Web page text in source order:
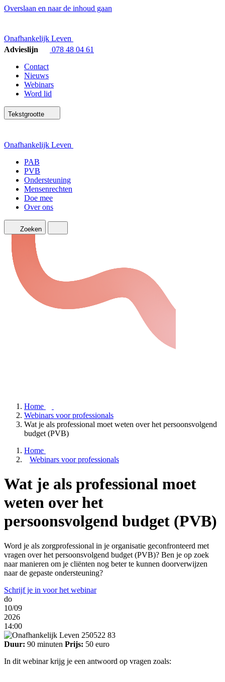
Overslaan en naar de inhoud gaan
Onafhankelijk Leven
Advieslijn
078 48 04 61
Contact
Nieuws
Webinars
Word lid
Tekstgrootte
Onafhankelijk Leven
PAB
PVB
Ondersteuning
Mensenrechten
Doe mee
Over ons
Zoeken
Home
Webinars voor professionals
Wat je als professional moet weten over het persoonsvolgend
budget (PVB)
Home
Webinars voor professionals
Wat je als professional moet
weten over het
persoonsvolgend budget (PVB)
Word je als zorgprofessional in je organisatie geconfronteerd met
vragen over het persoonsvolgend budget (PVB)? Ben je op zoek
naar manieren om je cliënten nog beter te kunnen doorverwijzen
naar de gepaste ondersteuning?
Schrijf je in voor het webinar
do
10/09
2026
14:00
Duur: 90 minuten Prijs: 50 euro
In dit webinar krijg je een antwoord op vragen zoals: